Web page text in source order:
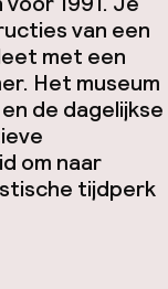
van een
met een
Het museum
de dagelijkse
om naar
tijdperk